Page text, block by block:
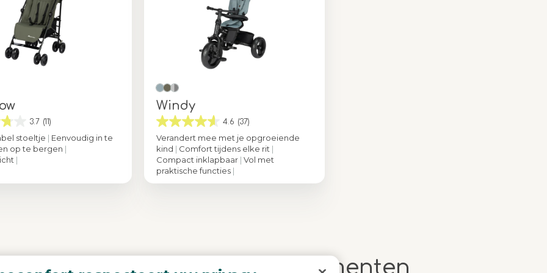
3.7 (11)
stoeltje | Eenvoudig in te
op te bergen |
|
Mineral Green
Windy
4.6 (37)
Verandert mee met je opgroeiende
kind | Comfort tijdens elke rit |
Compact inklapbaar | Vol met
praktische functies |
Kleur Mineral Blue
Deel je Bebeconfort-momenten